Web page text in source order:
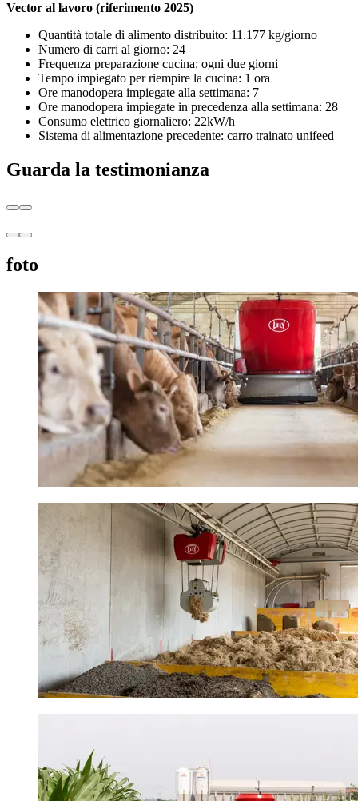
Vector al lavoro (riferimento 2025)
Quantità totale di alimento distribuito: 11.177 kg/giorno
Numero di carri al giorno: 24
Frequenza preparazione cucina: ogni due giorni
Tempo impiegato per riempire la cucina: 1 ora
Ore manodopera impiegate alla settimana: 7
Ore manodopera impiegate in precedenza alla settimana: 28
Consumo elettrico giornaliero: 22kW/h
Sistema di alimentazione precedente: carro trainato unifeed
Guarda la testimonianza
foto